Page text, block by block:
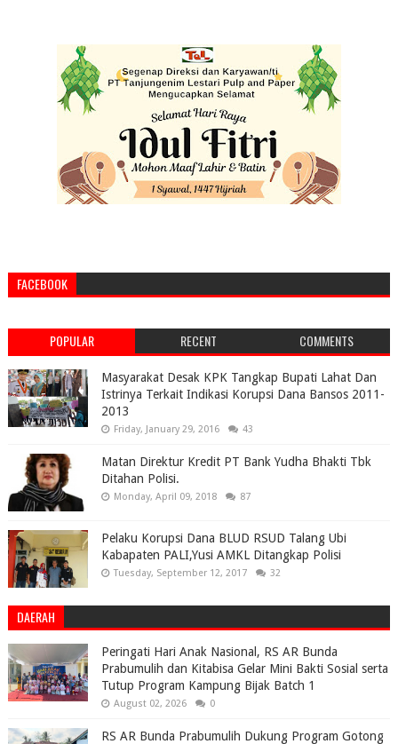
FACEBOOK
POPULAR RECENT COMMENTS
Masyarakat Desak KPK Tangkap Bupati Lahat Dan
Istrinya Terkait Indikasi Korupsi Dana Bansos 2011-
2013
Friday, January 29, 2016 43
Matan Direktur Kredit PT Bank Yudha Bhakti Tbk
Ditahan Polisi.
Monday, April 09, 2018 87
Pelaku Korupsi Dana BLUD RSUD Talang Ubi
Kabapaten PALI,Yusi AMKL Ditangkap Polisi
Tuesday, September 12, 2017 32
DAERAH
Peringati Hari Anak Nasional, RS AR Bunda
Prabumulih dan Kitabisa Gelar Mini Bakti Sosial serta
Tutup Program Kampung Bijak Batch 1
August 02, 2026 0
RS AR Bunda Prabumulih Dukung Program Gotong